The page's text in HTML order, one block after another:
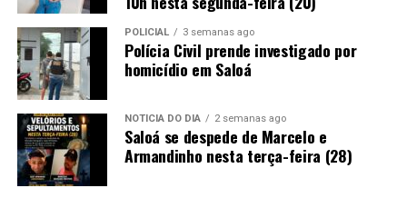
POLICIAL 3 semanas ago
Polícia Civil prende investigado por
homicídio em Saloá
NOTÍCIA DO DIA 2 semanas ago
Saloá se despede de Marcelo e
Armandinho nesta terça-feira (28)